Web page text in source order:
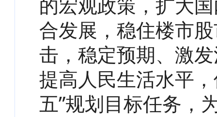
合发展，稳住楼市
击，稳定预期、激
提高人民生活水平
五”规划目标任务，